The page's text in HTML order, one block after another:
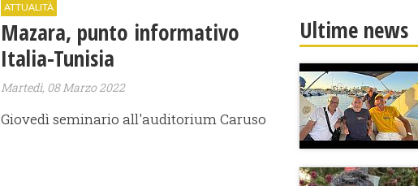
ATTUALITÀ
Mazara, punto informativo
Italia-Tunisia
Martedì, 08 Marzo 2022
Giovedì seminario all'auditorium Caruso
Ultime news